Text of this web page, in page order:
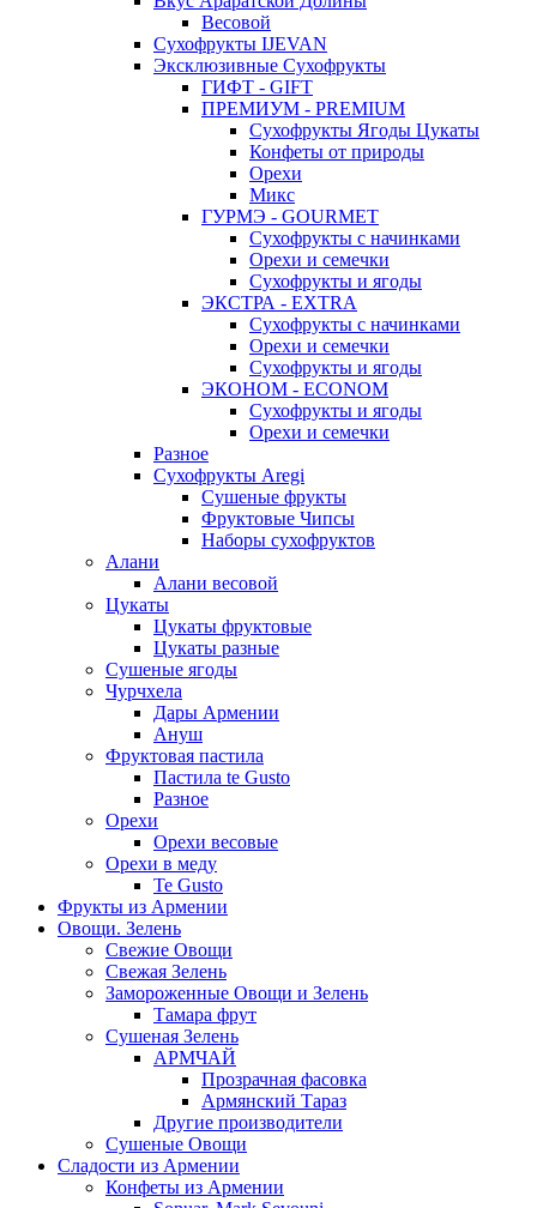
Весовой
Сухофрукты IJEVAN
Эксклюзивные Сухофрукты
ГИФТ - GIFT
ПРЕМИУМ - PREMIUM
Сухофрукты Ягоды Цукаты
Конфеты от природы
Орехи
Микс
ГУРМЭ - GOURMET
Сухофрукты с начинками
Орехи и семечки
Сухофрукты и ягоды
ЭКСТРА - EXTRA
Сухофрукты с начинками
Орехи и семечки
Сухофрукты и ягоды
ЭКОНОМ - ECONOM
Сухофрукты и ягоды
Орехи и семечки
Разное
Сухофрукты Aregi
Сушеные фрукты
Фруктовые Чипсы
Наборы сухофруктов
Алани
Алани весовой
Цукаты
Цукаты фруктовые
Цукаты разные
Сушеные ягоды
Чурчхела
Дары Армении
Ануш
Фруктовая пастила
Пастила te Gusto
Разное
Орехи
Орехи весовые
Орехи в меду
Te Gusto
Фрукты из Армении
Овощи. Зелень
Свежие Овощи
Свежая Зелень
Замороженные Овощи и Зелень
Тамара фрут
Сушеная Зелень
АРМЧАЙ
Прозрачная фасовка
Армянский Тараз
Другие производители
Сушеные Овощи
Сладости из Армении
Конфеты из Армении